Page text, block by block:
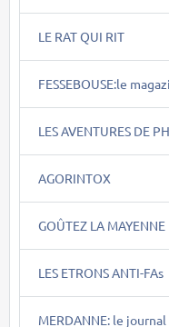
LE RAT QUI RIT
FESSEBOUSE:le
LES AVENTURES DE
AGORINTOX
GOÛTEZ LA MAYENNE
LES ETRONS ANTI-FAs
MERDANNE: le